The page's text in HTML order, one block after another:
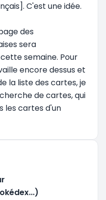
C'est une idée.
des
sera
semaine. Pour
encore dessus et
la liste des cartes, je
de cartes, qui
les cartes d'un